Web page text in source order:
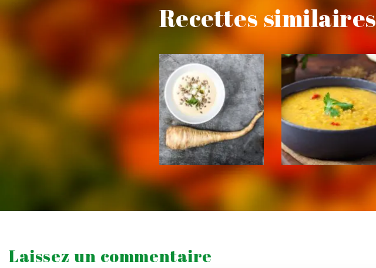
Recettes similaires
Laissez un commentaire